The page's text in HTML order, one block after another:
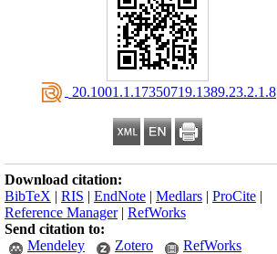
‎ 20.1001.1.17350719.1389.23.2.1.8
Download citation:
BibTeX | RIS | EndNote | Medlars | ProCite |
Reference Manager| RefWorks
Send citation to:
Mendeley
Zotero RefWorks